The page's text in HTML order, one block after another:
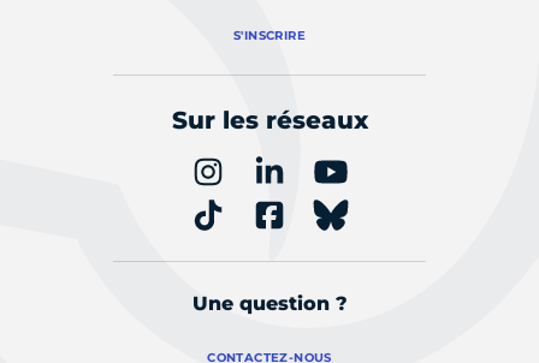
S'INSCRIRE
Sur les réseaux
Une question ?
CONTACTEZ-NOUS